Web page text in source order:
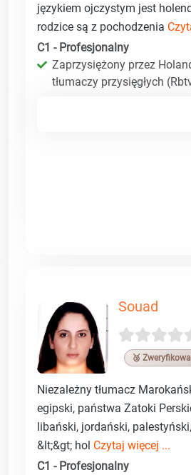
językiem ojczystym jest
rodzice są z pochodzenia
C1 - Profesjonalny
Zaprzysiężony przez
tłumaczy przysięgłych
Souad
🥉
Niezależny tłumacz
egipski, państwa Zatoki
libański, jordański,
&lt;&gt; hol Czytaj więcej ...
C1 - Profesjonalny